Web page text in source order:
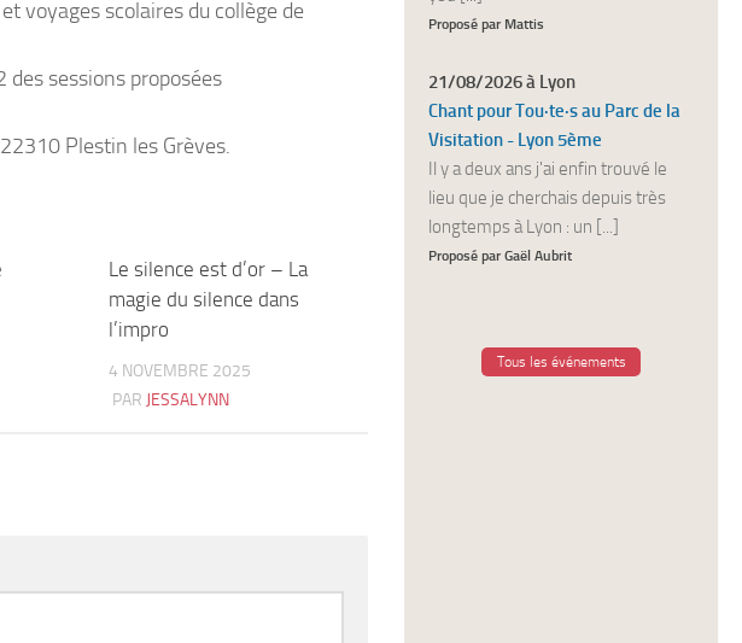
voyages scolaires du collège de
sessions proposées
Plestin les Grèves.
Le silence est d’or – La
magie du silence dans
l’impro
4 NOVEMBRE 2025
PAR JESSALYNN
Proposé par Mattis
21/08/2026 à Lyon
Chant pour Tou·te·s au Parc de la
Visitation - Lyon 5ème
Il y a deux ans j'ai enfin trouvé le
lieu que je cherchais depuis très
longtemps à Lyon : un [...]
Proposé par Gaël Aubrit
Tous les événements